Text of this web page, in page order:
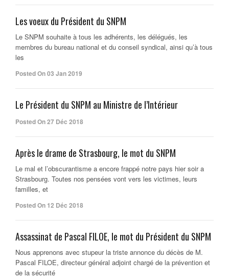
Les voeux du Président du SNPM
Le SNPM souhaite à tous les adhérents, les délégués, les
membres du bureau national et du conseil syndical, ainsi qu’à tous
les
Posted On 03 Jan 2019
Le Président du SNPM au Ministre de l’Intérieur
Posted On 27 Déc 2018
Après le drame de Strasbourg, le mot du SNPM
Le mal et l’obscurantisme a encore frappé notre pays hier soir a
Strasbourg. Toutes nos pensées vont vers les victimes, leurs
familles, et
Posted On 12 Déc 2018
Assassinat de Pascal FILOE, le mot du Président du SNPM
Nous apprenons avec stupeur la triste annonce du décès de M.
Pascal FILOE, directeur général adjoint chargé de la prévention et
de la sécurité